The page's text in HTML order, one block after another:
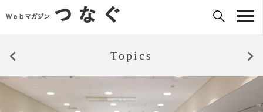
Topics